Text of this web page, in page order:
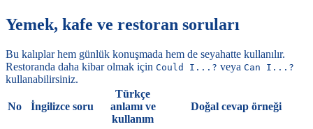
Yemek, kafe ve restoran soruları
Bu kalıplar hem günlük konuşmada hem de seyahatte kullanılır.
Restoranda daha kibar olmak için Could I...? veya Can I...?
kullanabilirsiniz.
No İngilizce soru
Türkçe
anlamı ve
kullanım
Doğal cevap örneği